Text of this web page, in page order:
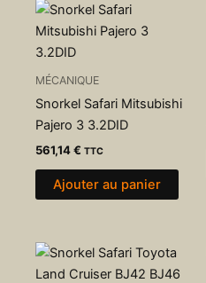
MÉCANIQUE
Snorkel Safari Mitsubishi
Pajero 3 3.2DID
561,14€ TTC
Ajouter au panier